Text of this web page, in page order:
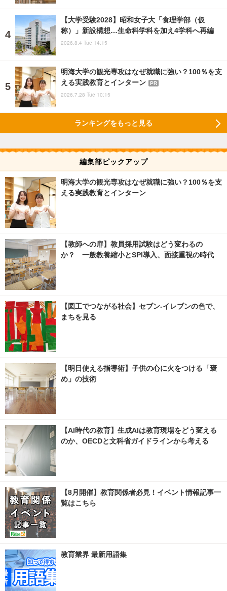
【大学受験2028】昭和女子大「食理学部（仮
称）」新設構想…生命科学科を加え4学科へ再編
2026.8.4 Tue 14:15
明海大学の観光専攻はなぜ就職に強い？100％を支
える実践教育とインターン
PR
2026.7.28 Tue 10:15
ランキングをもっと見る
編集部ピックアップ
明海大学の観光専攻はなぜ就職に強い？100％を支
える実践教育とインターン
【教師への扉】教員採用試験はどう変わるの
か？ 一般教養縮小とSPI導入、面接重視の時代
【図工でつながる社会】セブン‐イレブンの色で、
まちを見る
【明日使える指導術】子供の心に火をつける「褒
め」の技術
【AI時代の教育】生成AIは教育現場をどう変える
のか、OECDと文科省ガイドラインから考える
【8月開催】教育関係者必見！イベント情報記事一
覧はこちら
教育業界 最新用語集